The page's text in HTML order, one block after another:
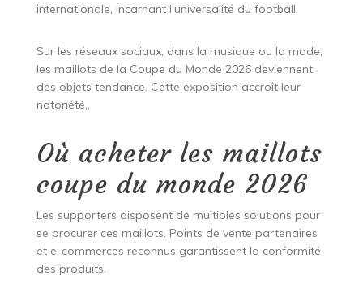
internationale, incarnant l’universalité du football.
Sur les réseaux sociaux, dans la musique ou la mode,
les maillots de la Coupe du Monde 2026 deviennent
des objets tendance. Cette exposition accroît leur
notoriété,.
Où acheter les maillots
coupe du monde 2026
Les supporters disposent de multiples solutions pour
se procurer ces maillots. Points de vente partenaires
et e-commerces reconnus garantissent la conformité
des produits.